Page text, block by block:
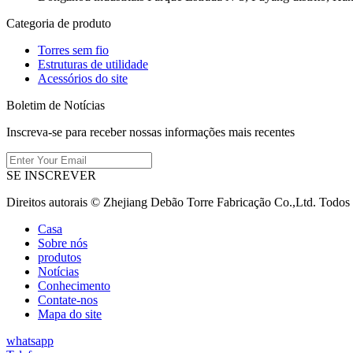
Categoria de produto
Torres sem fio
Estruturas de utilidade
Acessórios do site
Boletim de Notícias
Inscreva-se para receber nossas informações mais recentes
SE INSCREVER
Direitos autorais © Zhejiang Debão Torre Fabricação Co.,Ltd.
Casa
Sobre nós
produtos
Notícias
Conhecimento
Contate-nos
Mapa do site
whatsapp